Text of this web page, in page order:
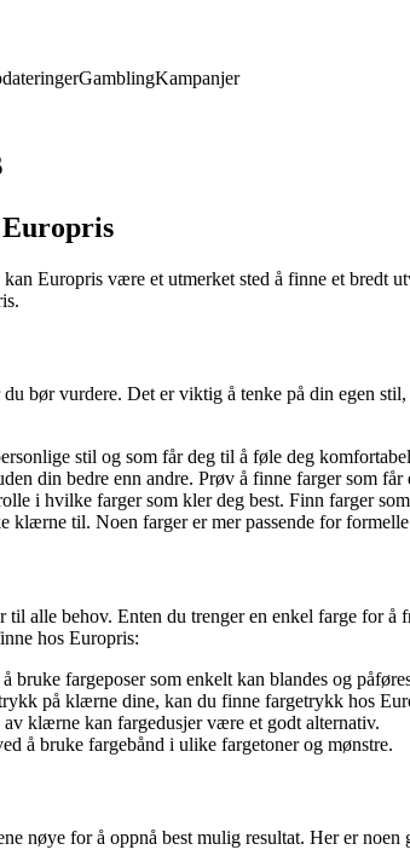
GamblingKampanjer
Europris være et utmerket sted å finne et bredt
bør vurdere. Det er viktig å tenke på din egen
stil og som får deg til å føle deg
din bedre enn andre. Prøv å finne farger som
i hvilke farger som kler deg best. Finn farger
klærne til. Noen farger er mer passende for
alle behov. Enten du trenger en enkel farge for
hos Europris:
bruke fargeposer som enkelt kan blandes og
på klærne dine, kan du finne fargetrykk hos
klærne kan fargedusjer være et godt alternativ.
å bruke fargebånd i ulike fargetoner og mønstre.
nøye for å oppnå best mulig resultat. Her er